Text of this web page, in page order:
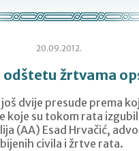
20.09.2012.
žrtvama
dvije presude prema
koje su tokom rata
(AA) Esad Hrvačić,
civila i žrtve rata.